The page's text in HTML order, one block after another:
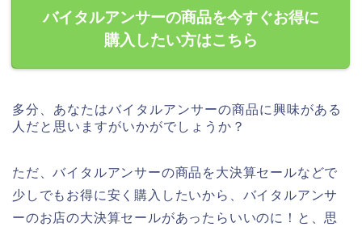
バイタルアンサーの商品を今すぐお得に
購入したい方はこちら
多分、あなたはバイタルアンサーの商品に興味がある
人だと思いますがいかがでしょうか？
ただ、バイタルアンサーの商品を大決算セールなどで
少しでもお得に安く購入したいから、バイタルアンサ
ーのお店の大決算セールがあったらいいのに！と、思